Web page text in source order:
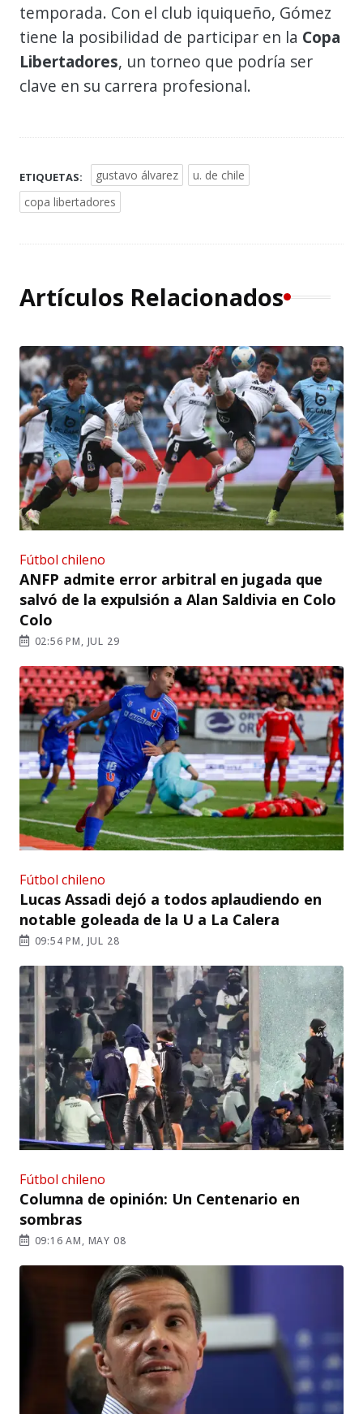
temporada. Con el club iquiqueño, Gómez
tiene la posibilidad de participar en la Copa
Libertadores, un torneo que podría ser
clave en su carrera profesional.
ETIQUETAS: gustavo álvarez
u. de chile
copa libertadores
Artículos Relacionados
Fútbol chileno
ANFP admite error arbitral en jugada que
salvó de la expulsión a Alan Saldivia en Colo
Colo
02:56 PM, JUL 29
Fútbol chileno
Lucas Assadi dejó a todos aplaudiendo en
notable goleada de la U a La Calera
09:54 PM, JUL 28
Fútbol chileno
Columna de opinión: Un Centenario en
sombras
09:16 AM, MAY 08